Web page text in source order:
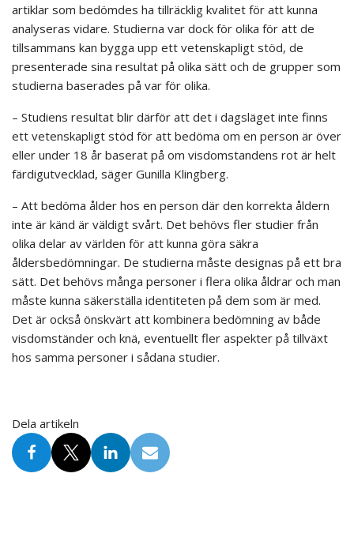
artiklar som bedömdes ha tillräcklig kvalitet för att kunna
analyseras vidare. Studierna var dock för olika för att de
tillsammans kan bygga upp ett vetenskapligt stöd, de
presenterade sina resultat på olika sätt och de grupper som
studierna baserades på var för olika.
– Studiens resultat blir därför att det i dagsläget inte finns
ett vetenskapligt stöd för att bedöma om en person är över
eller under 18 år baserat på om visdomstandens rot är helt
färdigutvecklad, säger Gunilla Klingberg.
– Att bedöma ålder hos en person där den korrekta åldern
inte är känd är väldigt svårt. Det behövs fler studier från
olika delar av världen för att kunna göra säkra
åldersbedömningar. De studierna måste designas på ett bra
sätt. Det behövs många personer i flera olika åldrar och man
måste kunna säkerställa identiteten på dem som är med.
Det är också önskvärt att kombinera bedömning av både
visdomständer och knä, eventuellt fler aspekter på tillväxt
hos samma personer i sådana studier.
Dela artikeln